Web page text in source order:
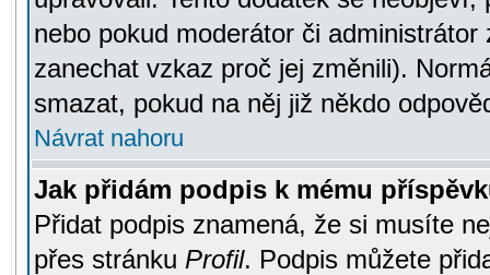
nebo pokud moderátor či
zanechat vzkaz proč jej změnili).
smazat, pokud na něj již někdo
Návrat nahoru
Jak přidám podpis k mému
Přidat podpis znamená, že si musíte
přes stránku Profil. Podpis můžete